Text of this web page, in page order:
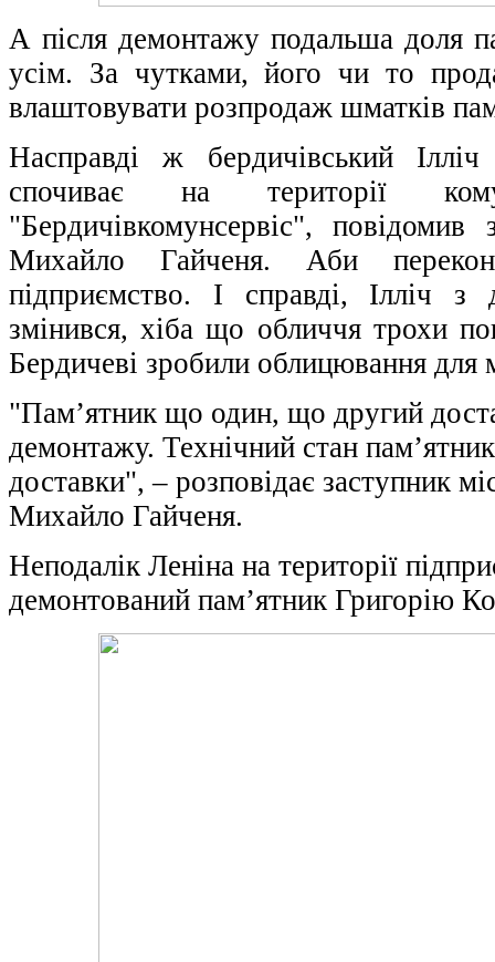
А після демонтажу подальша доля
усім. За чутками, його чи то
влаштовувати розпродаж шматків
Насправді ж бердичівський
спочиває на території
"Бердичівкомунсервіс", повідомив
Михайло Гайченя. Аби
підприємство. І справді, Ілліч
змінився, хіба що обличчя трохи
Бердичеві зробили облицювання
"Пам’ятник що один, що другий
демонтажу. Технічний стан
доставки", – розповідає заступник
Михайло Гайченя.
Неподалік Леніна на території
демонтований пам’ятник Григорію